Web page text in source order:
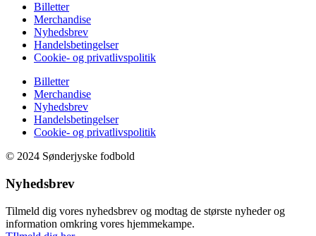
Billetter
Merchandise
Nyhedsbrev
Handelsbetingelser
Cookie- og privatlivspolitik
Billetter
Merchandise
Nyhedsbrev
Handelsbetingelser
Cookie- og privatlivspolitik
© 2024 Sønderjyske fodbold
Nyhedsbrev
Tilmeld dig vores nyhedsbrev og modtag de største nyheder og
information omkring vores hjemmekampe.